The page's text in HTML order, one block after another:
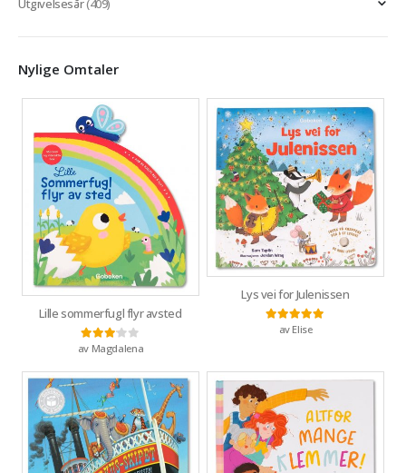
Utgivelsesår(409)
Nylige Omtaler
Lille sommerfugl flyr avsted
Vurdert3av 5
av Magdalena
Lys vei for Julenissen
Vurdert5
av Elise